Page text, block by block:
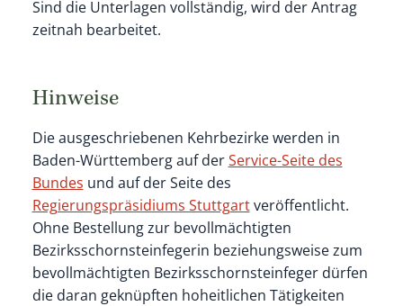
Sind die Unterlagen vollständig, wird der Antrag
zeitnah bearbeitet.
Hinweise
Die ausgeschriebenen Kehrbezirke werden in
Baden-Württemberg auf derService-Seite des
Bundes und auf der Seite des
Regierungspräsidiums Stuttgartveröffentlicht.
Ohne Bestellung zur bevollmächtigten
Bezirksschornsteinfegerin beziehungsweise zum
bevollmächtigten Bezirksschornsteinfeger dürfen
die daran geknüpften hoheitlichen Tätigkeiten